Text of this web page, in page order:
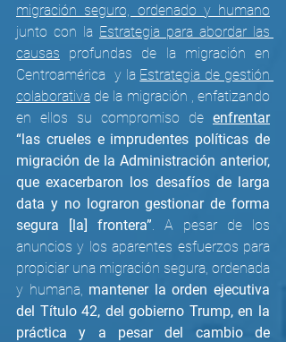
migración seguro, ordenado y humano
junto con la Estrategia para abordar las
causas profundas de la migración en
Centroamérica  y la Estrategia de gestión
colaborativa de la migración , enfatizando
en ellos su compromiso de enfrentar
“las crueles e imprudentes políticas de
migración de la Administración anterior,
que exacerbaron los desafíos de larga
data y no lograron gestionar de forma
segura [la] frontera”. A pesar de los
anuncios y los aparentes esfuerzos para
propiciar una migración segura, ordenada
y humana, mantener la orden ejecutiva
del Título 42, del gobierno Trump, en la
práctica y a pesar del cambio de